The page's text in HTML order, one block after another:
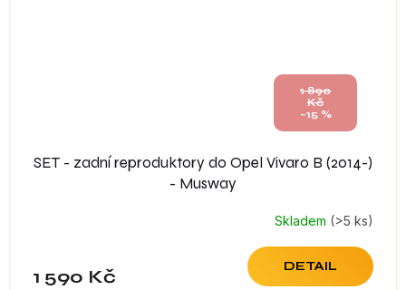
1 890
Kč
–15 %
SET - zadní reproduktory do Opel Vivaro B (2014-)
- Musway
Skladem (>5 ks)
1 590 Kč DETAIL